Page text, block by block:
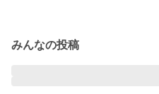
みんなの投稿